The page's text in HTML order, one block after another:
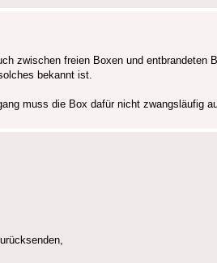
zwischen freien Boxen und entbrandeten
bekannt ist.
muss die Box dafür nicht zwangsläufig